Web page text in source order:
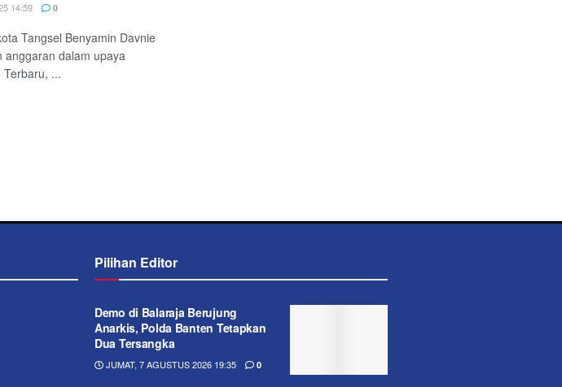
14:59 0
Tangsel Benyamin Davnie
anggaran dalam upaya
...
Pilihan Editor
Demo di Balaraja Berujung
Anarkis, Polda Banten Tetapkan
Dua Tersangka
JUMAT, 7 AGUSTUS 2026 19:35 0